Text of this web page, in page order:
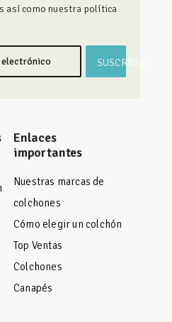
así como nuestra política
SUSCRÍBETE
Enlaces
importantes
Nuestras marcas de
colchones
Cómo elegir un colchón
Top Ventas
Colchones
Canapés